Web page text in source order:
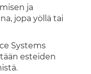
ja
jopa yöllä tai
Systems
esteiden